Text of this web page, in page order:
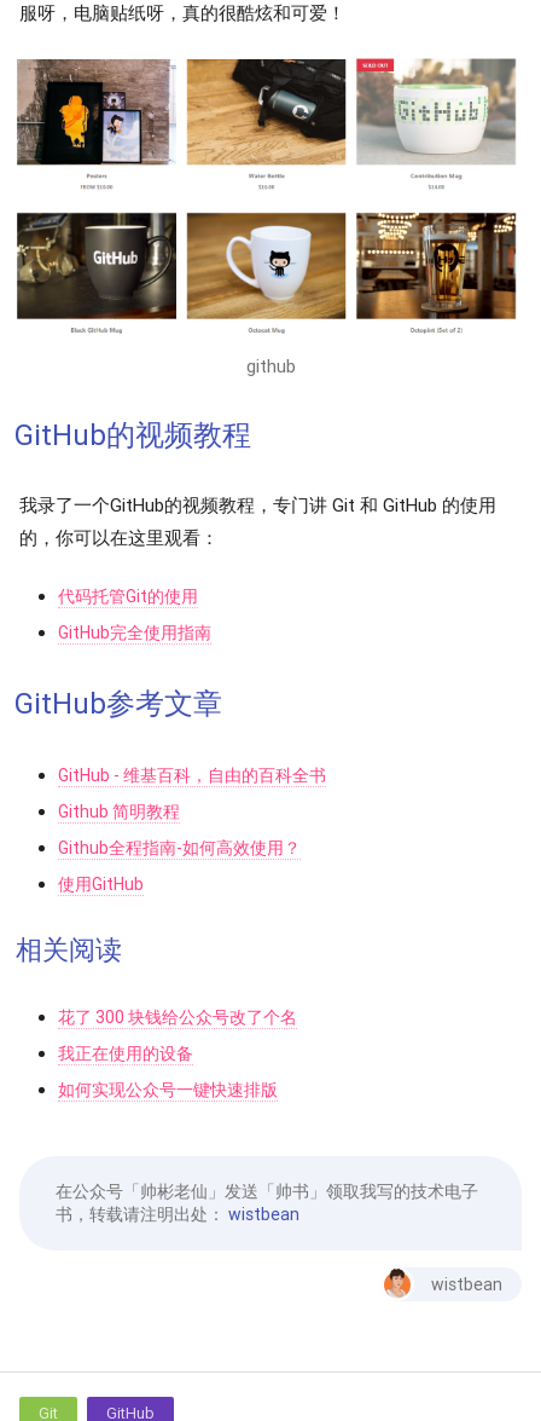
服呀，电脑贴纸呀，真的很酷炫和可爱！
github
GitHub的视频教程
我录了一个GitHub的视频教程，专门讲 Git 和 GitHub 的使用
的，你可以在这里观看：
代码托管Git的使用
GitHub完全使用指南
GitHub参考文章
GitHub - 维基百科，自由的百科全书
Github 简明教程
Github全程指南-如何高效使用？
使用GitHub
相关阅读
花了 300 块钱给公众号改了个名
我正在使用的设备
如何实现公众号一键快速排版
在公众号「帅彬老仙」发送「帅书」领取我写的技术电子
书，转载请注明出处： wistbean
wistbean
Git GitHub